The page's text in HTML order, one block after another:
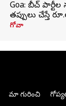
Goa: బీచ్
తప్పులు చేస్తే
గోవా
మా గురించి